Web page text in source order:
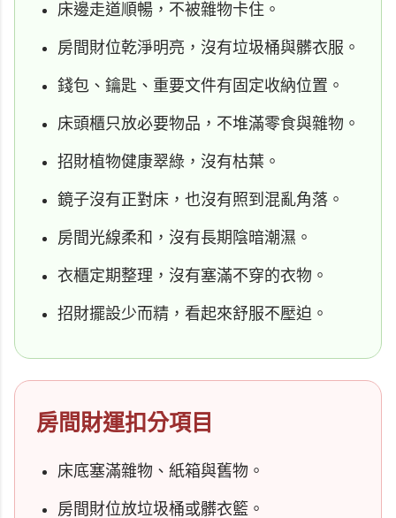
床邊走道順暢，不被雜物卡住。
房間財位乾淨明亮，沒有垃圾桶與髒衣服。
錢包、鑰匙、重要文件有固定收納位置。
床頭櫃只放必要物品，不堆滿零食與雜物。
招財植物健康翠綠，沒有枯葉。
鏡子沒有正對床，也沒有照到混亂角落。
房間光線柔和，沒有長期陰暗潮濕。
衣櫃定期整理，沒有塞滿不穿的衣物。
招財擺設少而精，看起來舒服不壓迫。
房間財運扣分項目
床底塞滿雜物、紙箱與舊物。
房間財位放垃圾桶或髒衣籃。